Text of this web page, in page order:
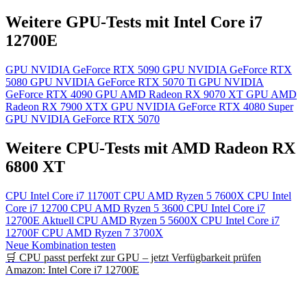
Weitere GPU-Tests mit Intel Core i7
12700E
GPU NVIDIA GeForce RTX 5090 GPU NVIDIA GeForce RTX
5080 GPU NVIDIA GeForce RTX 5070 Ti GPU NVIDIA
GeForce RTX 4090 GPU AMD Radeon RX 9070 XT GPU AMD
Radeon RX 7900 XTX GPU NVIDIA GeForce RTX 4080 Super
GPU NVIDIA GeForce RTX 5070
Weitere CPU-Tests mit AMD Radeon RX
6800 XT
CPU Intel Core i7 11700T CPU AMD Ryzen 5 7600X CPU Intel
Core i7 12700 CPU AMD Ryzen 5 3600 CPU Intel Core i7
12700E Aktuell CPU AMD Ryzen 5 5600X CPU Intel Core i7
12700F CPU AMD Ryzen 7 3700X
Neue Kombination testen
🛒 CPU passt perfekt zur GPU – jetzt Verfügbarkeit prüfen
Amazon: Intel Core i7 12700E